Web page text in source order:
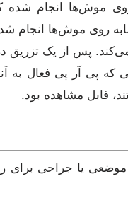
روی موش‌ها انجام
روی موش‌ها انجام شد
می‌کند. پس از یک تزریق
پی آر پی فعال به
قابل مشاهده بود.
موضعی یا جراحی برای